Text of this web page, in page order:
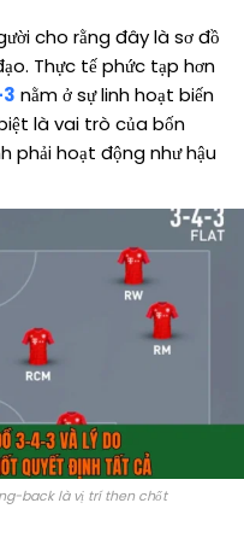
cho rằng đây là sơ đồ
Thực tế phức tạp hơn
nằm ở sự linh hoạt biến
là vai trò của bốn
phải hoạt động như hậu
back là vị trí then chốt